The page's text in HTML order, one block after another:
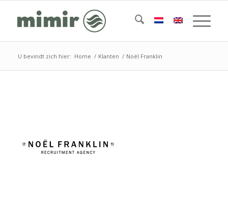
U bevindt zich hier: Home / Klanten / Noël Franklin